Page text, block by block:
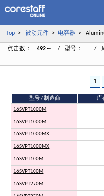
Top> 被动元件> 电容器>
点击数： 492～ / 型号： /
1
型号 / 制造商 库
16SVPT1000M
16SVPT1000M
16SVPT1000MX
16SVPT1000MX
16SVPT100M
16SVPT100M
16SVPT270M